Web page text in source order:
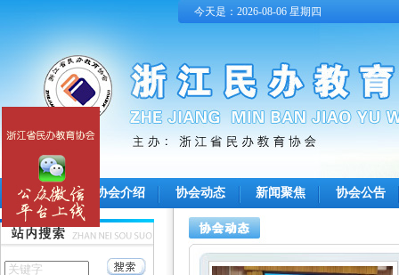
今天是：2026-08-06 星期四
首 页 协会介绍 协会动态 新闻聚焦 协会公告